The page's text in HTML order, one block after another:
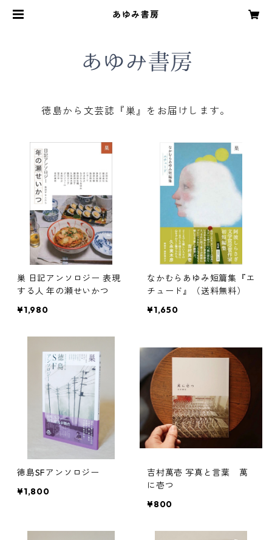
あゆみ書房
徳島から文芸誌『巣』をお届けします。
巣 日記アンソロジー 表現
する人 年の瀬せいかつ
¥1,980
なかむらあゆみ短篇集『エ
チュード』（送料無料）
¥1,650
徳島SFアンソロジー
¥1,800
吉村萬壱 写真と言葉 萬
に壱つ
¥800